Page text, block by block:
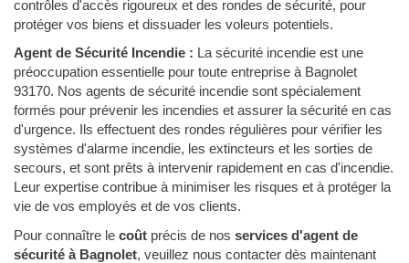
contrôles d'accès rigoureux et des rondes de sécurité, pour
protéger vos biens et dissuader les voleurs potentiels.
Agent de Sécurité Incendie : La sécurité incendie est une
préoccupation essentielle pour toute entreprise à Bagnolet
93170. Nos agents de sécurité incendie sont spécialement
formés pour prévenir les incendies et assurer la sécurité en cas
d'urgence. Ils effectuent des rondes régulières pour vérifier les
systèmes d'alarme incendie, les extincteurs et les sorties de
secours, et sont prêts à intervenir rapidement en cas d'incendie.
Leur expertise contribue à minimiser les risques et à protéger la
vie de vos employés et de vos clients.
Pour connaître le coût précis de nos services d'agent de
sécurité à Bagnolet, veuillez nous contacter dès maintenant